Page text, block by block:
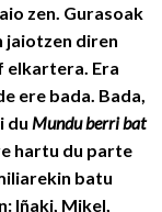
zen. Gurasoak
jaiotzen diren
elkartera. Era
ere bada. Bada,
du Mundu berri bat
hartu du parte
batu
Iñaki, Mikel,